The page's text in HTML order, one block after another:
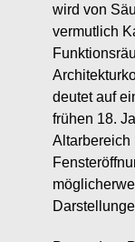
wird von
vermutlich
deutet auf
frühen 18.
Altarbereich